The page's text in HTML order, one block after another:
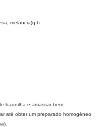
melancia)q.b.
baunilha e amassar bem.
até obter um preparado homogéneo